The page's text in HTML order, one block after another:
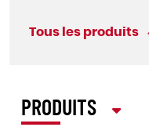
Tous les produits
PRODUITS